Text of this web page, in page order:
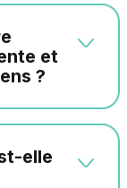
et
?
elle